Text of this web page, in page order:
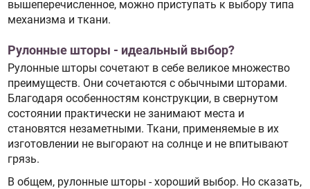
вышеперечисленное, можно приступать к выбору типа
механизма и ткани.
Рулонные шторы - идеальный выбор?
Рулонные шторы сочетают в себе великое множество
преимуществ. Они сочетаются с обычными шторами.
Благодаря особенностям конструкции, в свернутом
состоянии практически не занимают места и
становятся незаметными. Ткани, применяемые в их
изготовлении не выгорают на солнце и не впитывают
грязь.
В общем, рулонные шторы - хороший выбор. Но сказать,